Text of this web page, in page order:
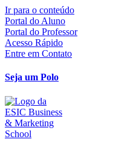
Ir para o conteúdo
Portal do Aluno
Portal do Professor
Acesso Rápido
Entre em Contato
Seja um Polo